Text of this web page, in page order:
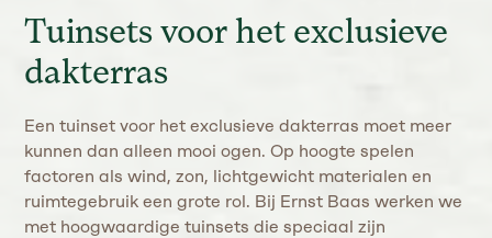
Tuinsets voor het exclusieve
dakterras
Een tuinset voor het exclusieve dakterras moet meer
kunnen dan alleen mooi ogen. Op hoogte spelen
factoren als wind, zon, lichtgewicht materialen en
ruimtegebruik een grote rol. Bij Ernst Baas werken we
met hoogwaardige tuinsets die speciaal zijn